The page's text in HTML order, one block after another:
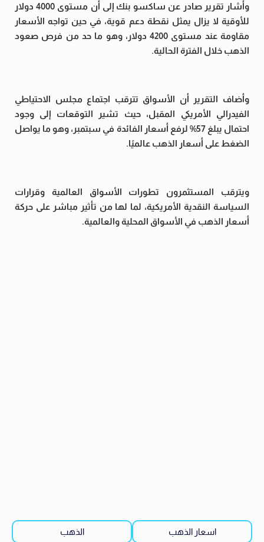
وأشار تقرير صادر عن ساكسو بنك إلى أن مستوى 4000 دولار
للأوقية لا يزال يمثل نقطة دعم قوية، في حين تواجه الأسعار
مقاومة عند مستوى 4200 دولار، وهو ما حد من فرص صعود
الذهب خلال الفترة الحالية.
وأضاف التقرير أن الأسواق تترقب اجتماع مجلس الاحتياطي
الفيدرالي الأمريكي المقبل، حيث تشير التوقعات إلى وجود
احتمال يبلغ 57% لرفع أسعار الفائدة في سبتمبر، وهو ما يواصل
الضغط على أسعار الذهب عالميًا.
ويترقب المستثمرون تطورات الأسواق العالمية وقرارات
السياسة النقدية الأمريكية، لما لها من تأثير مباشر على حركة
أسعار الذهب في الأسواق المحلية والعالمية.
اسعار الذهب الذهب